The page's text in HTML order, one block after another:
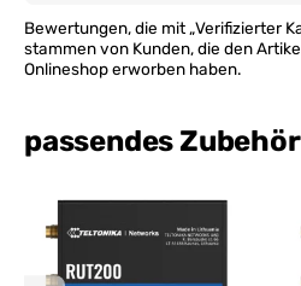
Bewertungen, die mit „Verifizierter
stammen von Kunden, die den
Onlineshop erworben haben.
passendes Zubehör